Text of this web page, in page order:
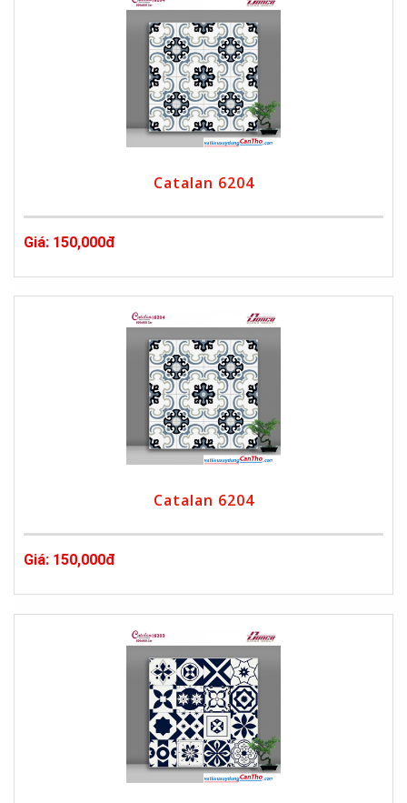
Catalan 6204
Giá: 150,000đ
Catalan 6204
Giá: 150,000đ